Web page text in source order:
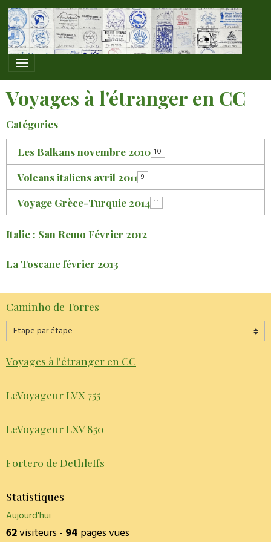
Voyages à l'étranger en CC
Catégories
Les Balkans novembre 2010 10
Volcans italiens avril 2011 9
Voyage Grèce-Turquie 2014 11
Italie : San Remo Février 2012
La Toscane février 2013
Caminho de Torres
Voyages à l'étranger en CC
LeVoyageur LVX 755
LeVoyageur LXV 850
Fortero de Dethleffs
Statistiques
Aujourd'hui
62visiteurs - 94 pages vues